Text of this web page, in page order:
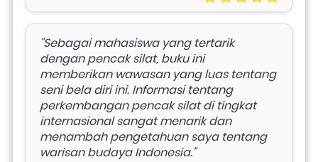
"Sebagai mahasiswa yang tertarik
dengan pencak silat, buku ini
memberikan wawasan yang luas tentang
seni bela diri ini. Informasi tentang
perkembangan pencak silat di tingkat
internasional sangat menarik dan
menambah pengetahuan saya tentang
warisan budaya Indonesia."